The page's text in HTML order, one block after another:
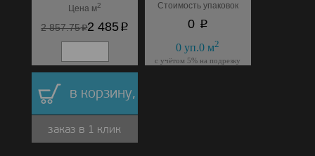
Цена м2
2 857.75p2 485p
Стоимость упаковок
0 p
0 уп.0 м2
с учётом 5% на подрезку
в корзину,
заказ в 1 клик